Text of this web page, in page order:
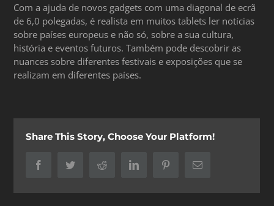
Com a ajuda de novos gadgets com uma diagonal de ecrã
de 6,0 polegadas, é realista em muitos tablets ler notícias
sobre países europeus e não só, sobre a sua cultura,
história e eventos futuros. Também pode descobrir as
nuances sobre diferentes festivais e exposições que se
realizam em diferentes países.
Share This Story, Choose Your Platform!
FacebookTwitter Reddit LinkedIn PinterestCorreo